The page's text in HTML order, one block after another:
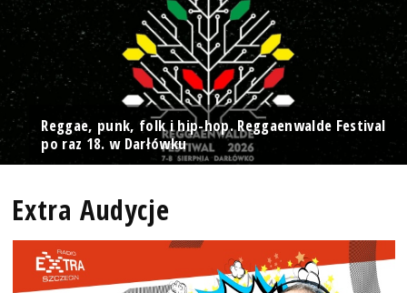
Reggae, punk, folk i hip-hop. Reggaenwalde Festival
po raz 18. w Darłówku
Extra Audycje